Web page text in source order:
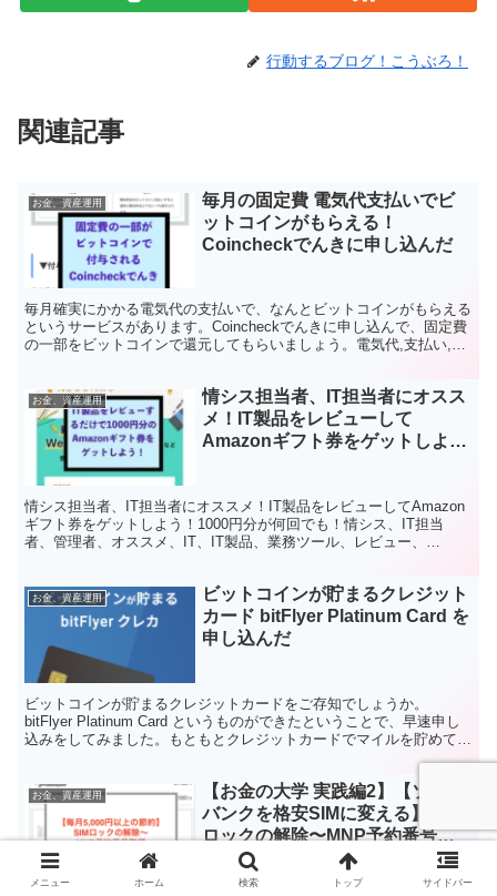
行動するブログ！こうぶろ！
関連記事
お金、資産運用
毎月の固定費 電気代支払いでビ
ットコインがもらえる！
Coincheckでんきに申し込んだ
毎月確実にかかる電気代の支払いで、なんとビットコインがもらえる
というサービスがあります。Coincheckでんきに申し込んで、固定費
の一部をビットコインで還元してもらいましょう。電気代,支払い,ビ
お金、資産運用
情シス担当者、IT担当者にオスス
メ！IT製品をレビューして
Amazonギフト券をゲットしよ
情シス担当者、IT担当者にオススメ！IT製品をレビューしてAmazon
ギフト券をゲットしよう！1000円分が何回でも！情シス、IT担当
者、管理者、オススメ、IT、IT製品、業務ツール、レビュー、
お金、資産運用
ビットコインが貯まるクレジット
カード bitFlyer Platinum Card を
申し込んだ
ビットコインが貯まるクレジットカードをご存知でしょうか。
bitFlyer Platinum Card というものができたということで、早速申し
込みをしてみました。もともとクレジットカードでマイルを貯めてい
お金、資産運用
【お金の大学 実践編2】【ソフト
バンクを格安SIMに変える】SIM
ロックの解除〜MNP予約番号取
メニュー ホーム 検索 トップ サイドバー